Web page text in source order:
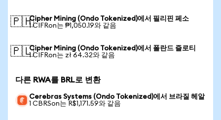
🇵🇭Cipher Mining (Ondo Tokenized)에서 필리핀 페소
1 CIFRon는 ₱1,050.19와 같음
🇵🇱Cipher Mining (Ondo Tokenized)에서 폴란드 즐로티
1 CIFRon는 zł 64.32와 같음
다른 RWA를 BRL로 변환
Cerebras Systems (Ondo Tokenized)에서 브라질 헤알
1 CBRSon는 R$1,171.59와 같음